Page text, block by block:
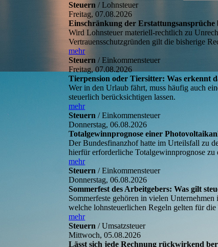
Steuern / Lohnsteuer
Freitag, 07.08.2026
Einschränkung der
Wird Lohnsteuer materiell-rechtlich zu
Vertrauensschutzgründen gilt die bisherige
mehr
Steuern / Einkommensteuer
Freitag, 07.08.2026
Tierpension oder Tiersitter: Was erkennt
Wer in den Urlaub fährt, muss häufig auch
steuerlich berücksichtigen lassen.
mehr
Steuern / Einkommensteuer
Donnerstag, 06.08.2026
Totalgewinnprognose einer
Der Bundesfinanzhof hatte im Urteilsfall zu
hierfür erforderliche Totalgewinnprognose zu
mehr
Steuern / Einkommensteuer
Donnerstag, 06.08.2026
Sommerfest des Arbeitgebers: Was gilt
Sommerfeste gehören in vielen
welche lohnsteuerlichen Regeln gelten für die
mehr
Steuern / Umsatzsteuer
Mittwoch, 05.08.2026
Lässt sich jede Rechnung rückwirkend